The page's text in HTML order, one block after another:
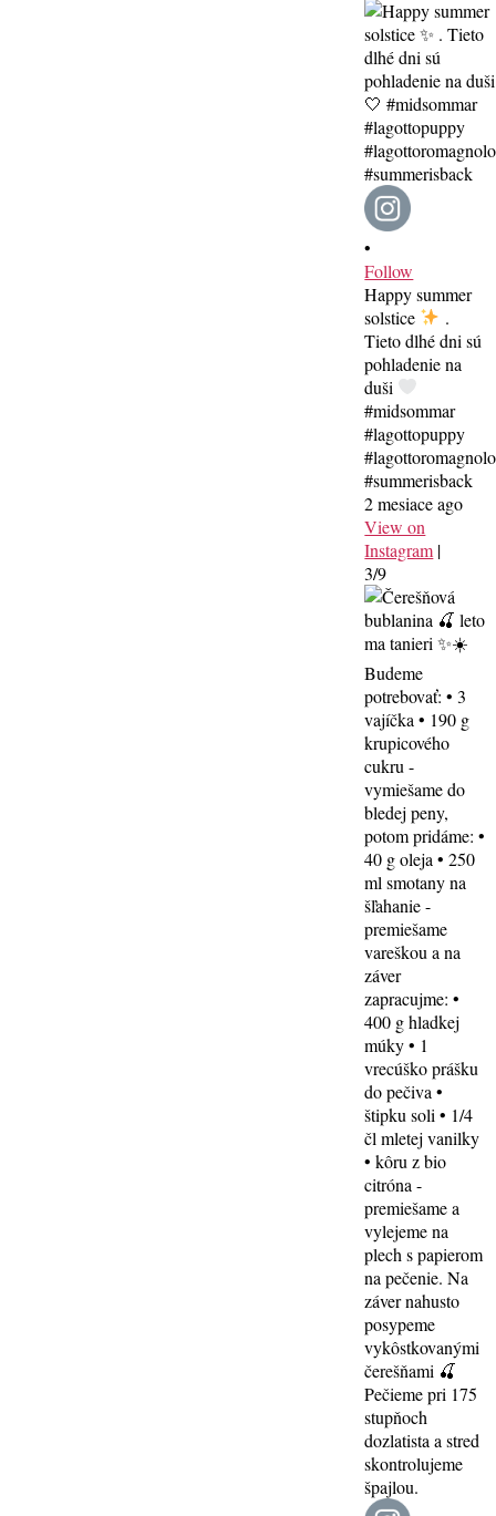
•
Follow
Happy summer
solstice
.
Tieto dlhé dni sú
pohladenie na
duši
#midsommar
#lagottopuppy
#lagottoromagnolo
#summerisback
2 mesiace ago
View on
Instagram |
3/9